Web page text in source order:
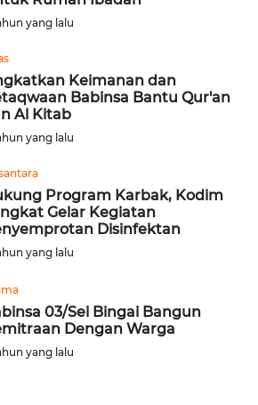
yang lalu
Keimanan dan
Babinsa Bantu Qur'an
Al Kitab
yang lalu
Program Karbak, Kodim
Gelar Kegiatan
Disinfektan
yang lalu
03/Sei Bingai Bangun
Dengan Warga
yang lalu